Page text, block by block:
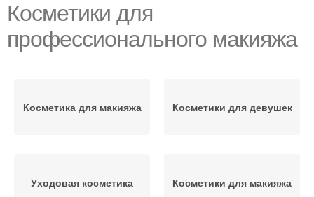
Косметики для
профессионального макияжа
Косметика для макияжа Косметики для девушек
Уходовая косметика Косметики для макияжа